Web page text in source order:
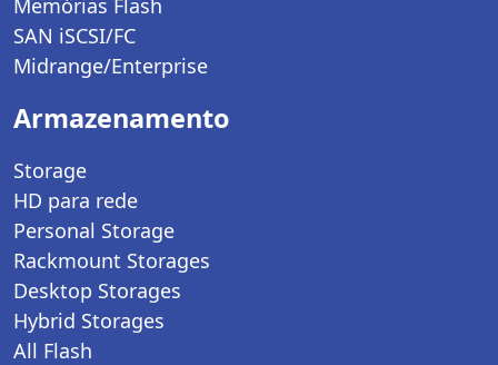
SAN iSCSI/FC
Midrange/Enterprise
Armazenamento
Storage
HD para rede
Personal Storage
Rackmount Storages
Desktop Storages
Hybrid Storages
All Flash